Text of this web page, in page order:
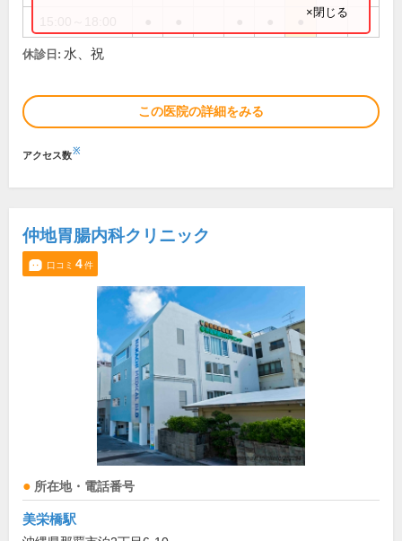
×閉じる
休診日: 水、祝
この医院の詳細をみる
アクセス数※
仲地胃腸内科クリニック
口コミ 4件
所在地・電話番号
美栄橋駅